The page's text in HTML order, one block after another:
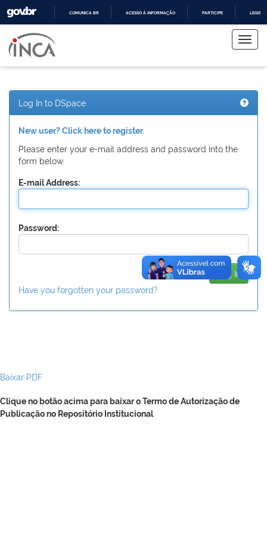
COMUNICA BR ACESSO À INFORMAÇÃO PARTICIPE
navigation
Log In to DSpace
New user? Click here to register.
Please enter your e-mail address and password into the
form below.
E-mail Address:
Password:
Have you forgotten your password?
Baixar PDF
Clique no botão acima para baixar o Termo de Autorização de
Publicação no Repositório Institucional